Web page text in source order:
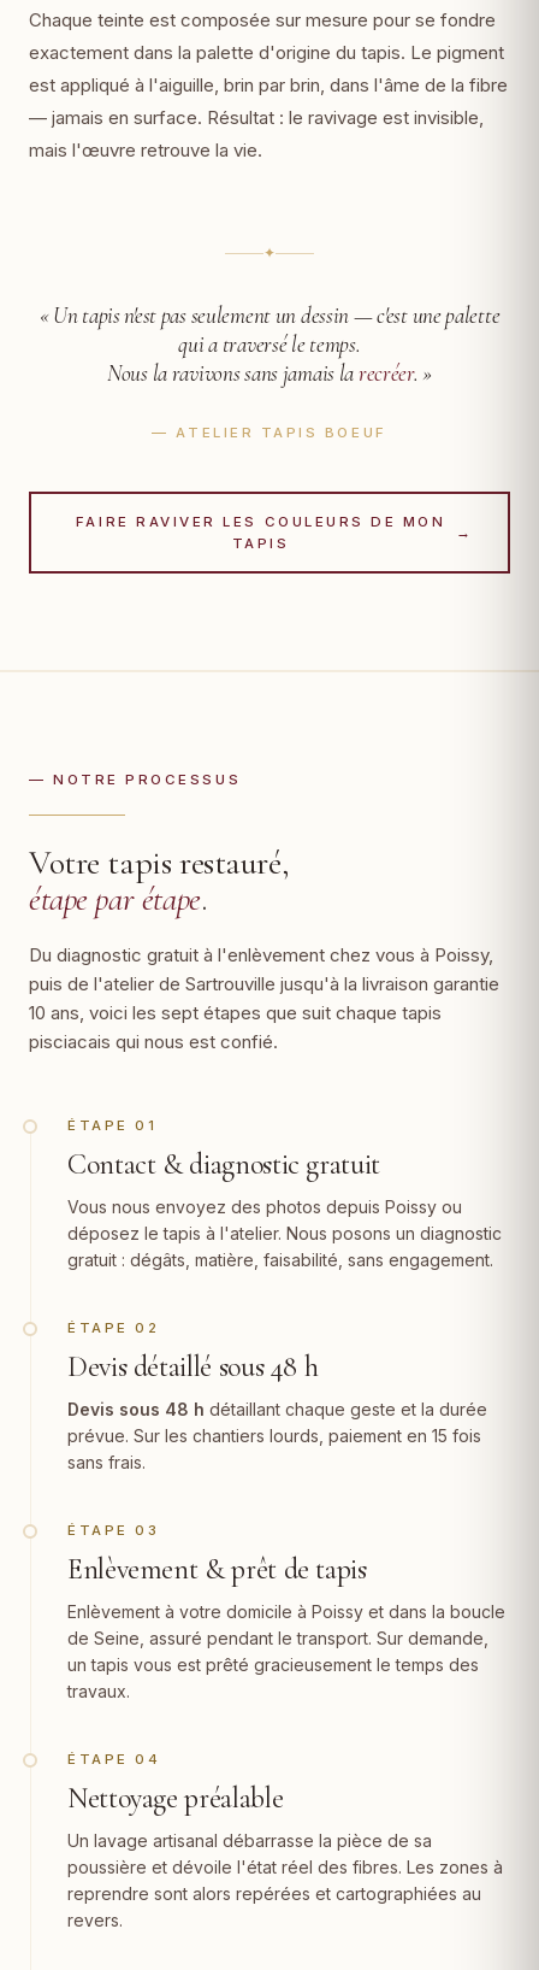
Chaque teinte est composée sur mesure pour se fondre
exactement dans la palette d'origine du tapis. Le pigment
est appliqué à l'aiguille, brin par brin, dans l'âme de la fibre
— jamais en surface. Résultat : le ravivage est invisible,
mais l'œuvre retrouve la vie.
✦
« Un tapis n'est pas seulement un dessin —c'est une palette
qui a traversé le temps.
Nous la ravivons sans jamais larecréer. »
— ATELIER TAPIS BOEUF
FAIRE RAVIVER LES COULEURS DE MON
TAPIS
→
— NOTRE PROCESSUS
Votre tapis restauré,
étape par étape.
Du diagnostic gratuit à l'enlèvement chez vous à Poissy,
puis de l'atelier de Sartrouville jusqu'à la livraison garantie
10 ans, voici les sept étapes que suit chaque tapis
pisciacais qui nous est confié.
ÉTAPE 01
Contact & diagnostic gratuit
Vous nous envoyez des photos depuis Poissy ou
déposez le tapis à l'atelier. Nous posons un diagnostic
gratuit : dégâts, matière, faisabilité, sans engagement.
ÉTAPE 02
Devis détaillé sous 48 h
Devis sous 48 h détaillant chaque geste et la durée
prévue. Sur les chantiers lourds, paiement en 15 fois
sans frais.
ÉTAPE 03
Enlèvement & prêt de tapis
Enlèvement à votre domicile à Poissy et dans la boucle
de Seine, assuré pendant le transport. Sur demande,
un tapis vous est prêté gracieusement le temps des
travaux.
ÉTAPE 04
Nettoyage préalable
Un lavage artisanal débarrasse la pièce de sa
poussière et dévoile l'état réel des fibres. Les zones à
reprendre sont alors repérées et cartographiées au
revers.